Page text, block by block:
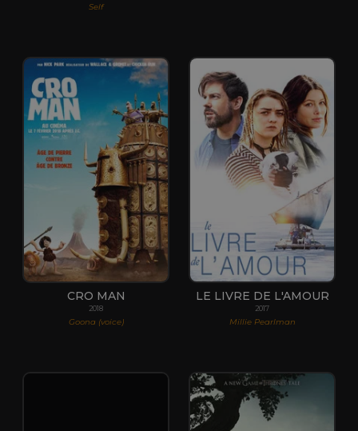
Self
CRO MAN
2018
Goona (voice)
LE LIVRE DE L'AMOUR
2017
Millie Pearlman